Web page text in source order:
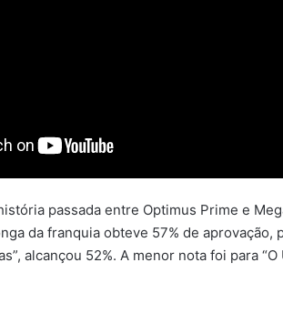
passada entre Optimus Prime e
da franquia obteve 57% de aprovação,
alcançou 52%. A menor nota foi para